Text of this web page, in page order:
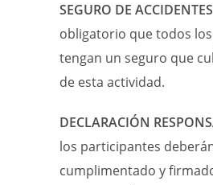
SEGURO DE
obligatorio que todos
tengan un seguro que
de esta actividad.
DECLARACIÓN
los participantes
cumplimentado y